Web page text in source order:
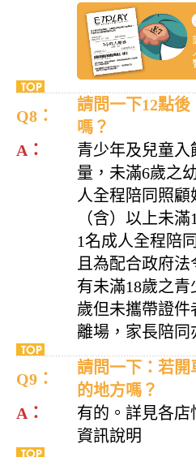
Q8：
請問一下12點
嗎？
A：
青少年及兒童
量，未滿6歲之
人全程陪同照顧
（含）以上未
1名成人全程陪
且為配合政府
有未滿18歲之
歲但未攜帶證件
離場，家長陪同
Q9：
請問一下：若
的地方嗎？
A：
有的。詳見各店
資訊說明